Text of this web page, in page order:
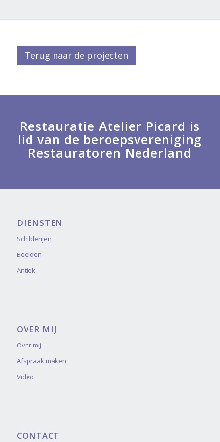
Terug naar de projecten
Restauratie Atelier Picard is
lid van de beroepsvereniging
Restauratoren Nederland
DIENSTEN
Schilderijen
Beelden
Antiek
OVER MIJ
Over mij
Afspraak maken
Video
CONTACT